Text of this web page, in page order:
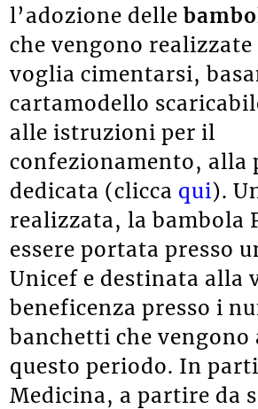
l’adozione delle
che vengono
voglia cimentarsi,
cartamodello
alle istruzioni per il
confezionamento, alla
dedicata (clicca qui).
realizzata, la bambola
essere portata presso
Unicef e destinata alla
beneficenza presso i
banchetti che
questo periodo. In
Medicina, a partire da